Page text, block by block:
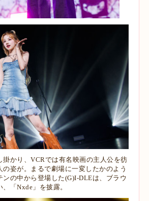
掛かり、VCRでは有名映画の主人公を彷
の姿が。まるで劇場に一変したかのよう
ンの中から登場した(G)I-DLEは、ブラウ
「Nxde」を披露。